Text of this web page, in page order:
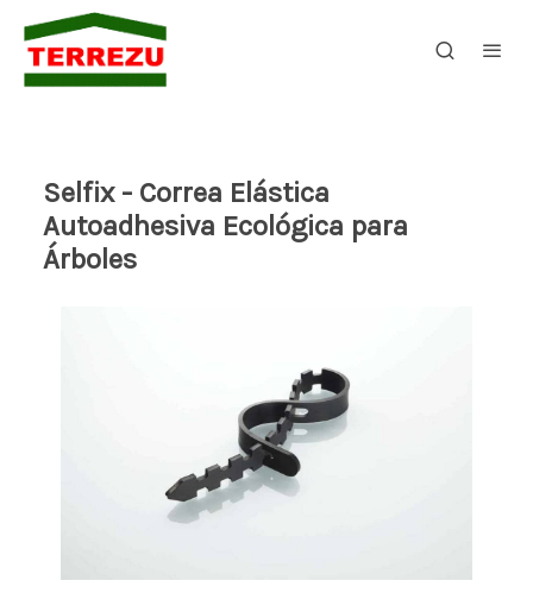
Selfix - Correa Elástica
Autoadhesiva Ecológica para
Árboles